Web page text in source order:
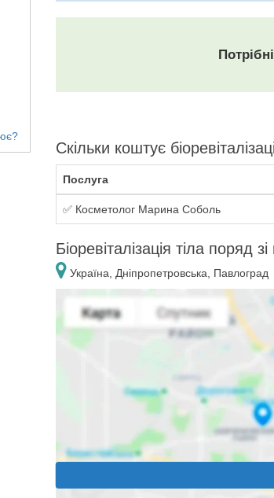
Скільки коштує
Послуга
✅ Косметолог Марина Соболь
Біоревіталізація тіла поряд
Україна, Дніпропетровська, Павлоград